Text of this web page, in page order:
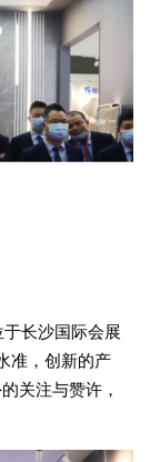
长沙国际会展
准，创新的产
关注与赞许，